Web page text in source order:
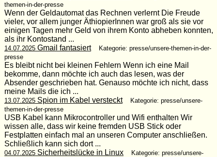
themen-in-der-presse
Wenn der Geldautomat das Rechnen verlernt Die Freude
vieler, vor allem junger ÄthiopierInnen war groß als sie vor
einigen Tagen mehr Geld von ihrem Konto abheben konnten,
als ihr Kontostand ...
14.07.2025Gmail fantasiert
Kategorie: presse/unsere-themen-in-der-
presse
Es bleibt nicht bei kleinen Fehlern Wenn ich eine Mail
bekomme, dann möchte ich auch das lesen, was der
Absender geschrieben hat. Genauso möchte ich nicht, dass
meine Mails die ich ...
13.07.2025Spion im Kabel versteckt
Kategorie: presse/unsere-
themen-in-der-presse
USB Kabel kann Mikrocontroller und Wifi enthalten Wir
wissen alle, dass wir keine fremden USB Stick oder
Festplatten einfach mal an unseren Computer anschließen.
Schließlich kann sich dort ...
04.07.2025Sicherheitslücke in Linux
Kategorie: presse/unsere-